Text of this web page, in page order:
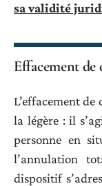
sa validité
Effacement
L’effacement de
la légère : il
personne en
l’annulation
dispositif